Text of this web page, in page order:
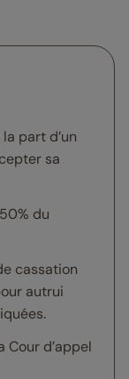
part d’un
sa
du
cassation
autrui
Cour d’appel